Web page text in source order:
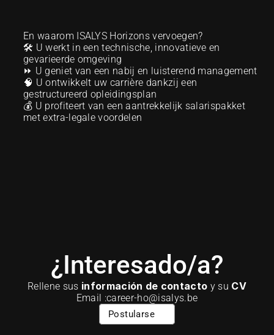
En waarom ISALYS Horizons vervoegen?
🛠️ U werkt in een technische, innovatieve en
gevarieerde omgeving
⏩ U geniet van een nabij en luisterend management
🧠 U ontwikkelt uw carrière dankzij een
gestructureerd opleidingsplan
💰 U profiteert van een aantrekkelijk salarispakket
met extra-legale voordelen
¿Interesado/a?
Rellene sus información de contacto y su CV
Email :career-ho@isalys.be
Postularse